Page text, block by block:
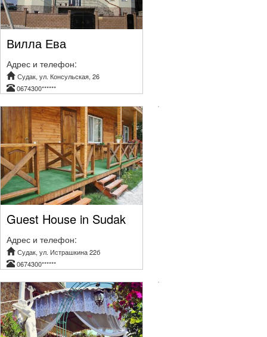
Вилла Ева
Адрес и телефон:
Судак, ул. Консульская, 26
0674300******
Guest House in Sudak
Адрес и телефон:
Судак, ул. Истрашкина 22б
0674300******